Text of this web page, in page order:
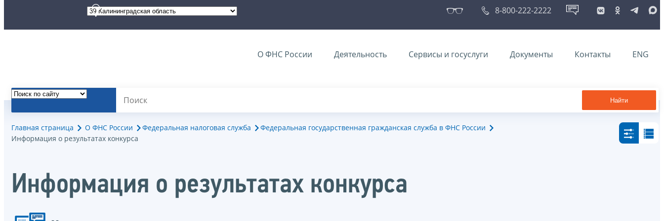
8-800-222-2222
О ФНС России Деятельность Сервисы и госуслуги Документы Контакты ENG
Найти
Главная страница О ФНС России Федеральная налоговая служба
Федеральная государственная гражданская служба в ФНС России
Информация о результатах конкурса
Информация о результатах конкурса